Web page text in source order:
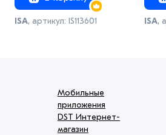
ISA, артикул: IS113601 ISA,
Мобильные
приложения
DST Интернет-
магазин